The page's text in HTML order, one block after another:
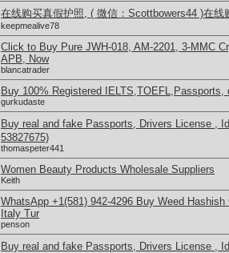
在线购买真假护照, ( 微信：Scottbowers44 )在线
keepmealive78
Click to Buy Pure JWH-018, AM-2201, 3-MMC
APB, Now
blancatrader
Buy 100% Registered IELTS,TOEFL,Passports,
gurkudaste
Buy real and fake Passports, Drivers License ,
53827675)
thomaspeter441
Women Beauty Products Wholesale Suppliers
Keith
WhatsApp +1(581) 942-4296 Buy Weed
Italy Tur
penson
Buy real and fake Passports, Drivers License ,